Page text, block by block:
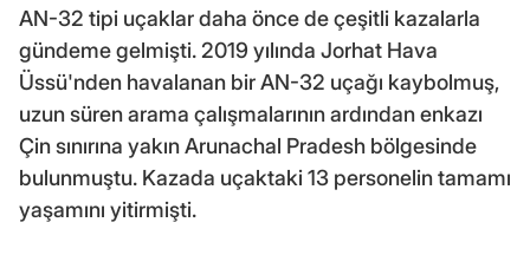
AN-32 tipi uçaklar daha önce de çeşitli kazalarla
gündeme gelmişti. 2019 yılında Jorhat Hava
Üssü'nden havalanan bir AN-32 uçağı kaybolmuş,
uzun süren arama çalışmalarının ardından enkazı
Çin sınırına yakın Arunachal Pradesh bölgesinde
bulunmuştu. Kazada uçaktaki 13 personelin tamamı
yaşamını yitirmişti.